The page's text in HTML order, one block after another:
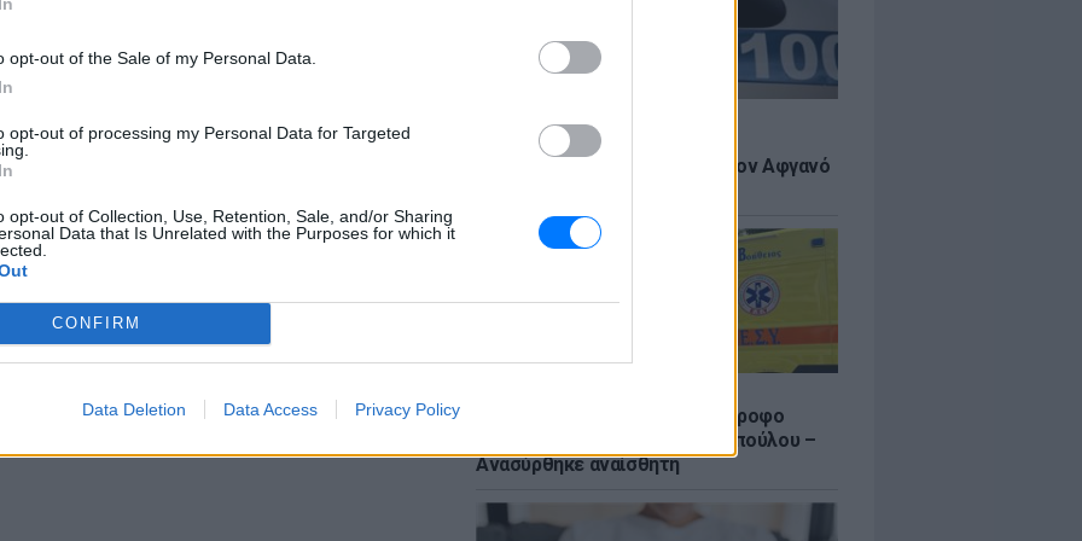
opt-out of the Sale of my Personal Data.
opt-out of processing my Personal Data for Targeted
opt-out of Collection, Use, Retention, Sale, and/or Sharing
Data that Is Unrelated with the Purposes for which it
CONFIRM
Data Deletion Data Access Privacy Policy
«Δεν το πιστεύουμε», λένε οι
Αμερικανοί που υιοθέτησαν τον Αφγανό
Πτώση γυναίκας από τον 5ο όροφο
πολυκατοικίας στη Μιχαλακοπούλου –
Ανασύρθηκε αναίσθητη
της, έχουν πολύ καλές σχέσεις ενώ
Επιπλέον, η κόρη του ζευγαριού
της.
μπορεί να βγει από το σπίτι μόνο για
τις Αρχές.